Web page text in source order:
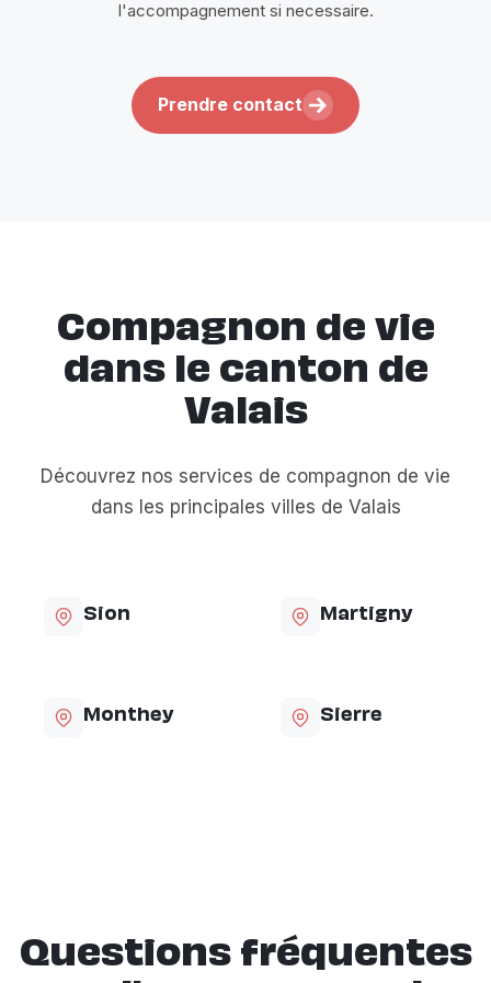
l'accompagnement si necessaire.
Prendre contact
Compagnon de vie
dans le canton de
Valais
Découvrez nos services de compagnon de vie
dans les principales villes de Valais
Sion Martigny
Monthey Sierre
Questions fréquentes